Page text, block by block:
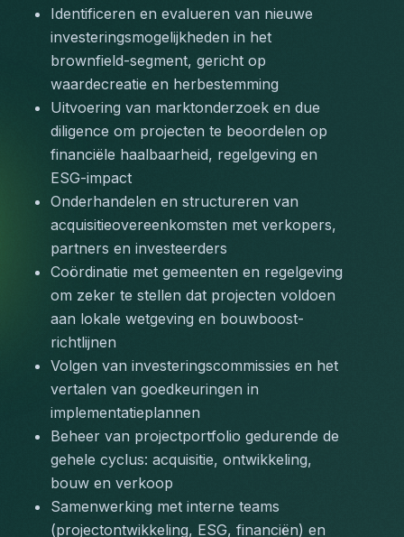
Identificeren en evalueren van nieuwe
investeringsmogelijkheden in het
brownfield-segment, gericht op
waardecreatie en herbestemming
Uitvoering van marktonderzoek en due
diligence om projecten te beoordelen op
financiële haalbaarheid, regelgeving en
ESG-impact
Onderhandelen en structureren van
acquisitieovereenkomsten met verkopers,
partners en investeerders
Coördinatie met gemeenten en regelgeving
om zeker te stellen dat projecten voldoen
aan lokale wetgeving en bouwboost-
richtlijnen
Volgen van investeringscommissies en het
vertalen van goedkeuringen in
implementatieplannen
Beheer van projectportfolio gedurende de
gehele cyclus: acquisitie, ontwikkeling,
bouw en verkoop
Samenwerking met interne teams
(projectontwikkeling, ESG, financiën) en